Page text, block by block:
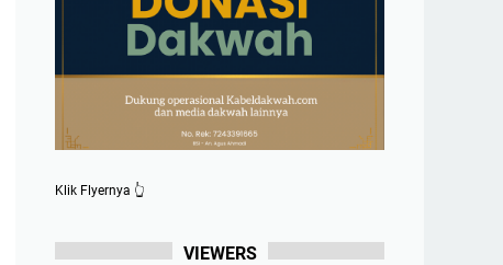
Klik Flyernya 👆
VIEWERS